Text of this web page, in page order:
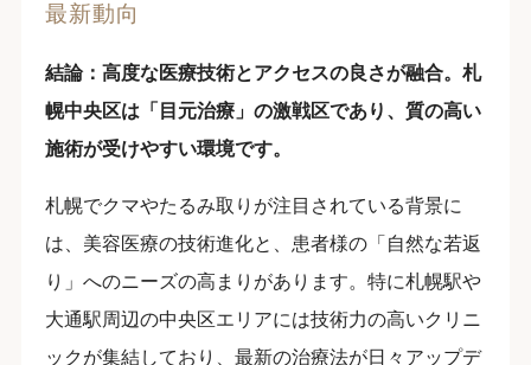
最新動向
結論：高度な医療技術とアクセスの良さが融合。札
幌中央区は「目元治療」の激戦区であり、質の高い
施術が受けやすい環境です。
札幌でクマやたるみ取りが注目されている背景に
は、美容医療の技術進化と、患者様の「自然な若返
り」へのニーズの高まりがあります。特に札幌駅や
大通駅周辺の中央区エリアには技術力の高いクリニ
ックが集結しており、最新の治療法が日々アップデ